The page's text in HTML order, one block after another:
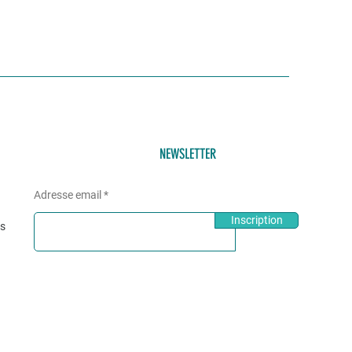
NEWSLETTER
Adresse email
Inscription